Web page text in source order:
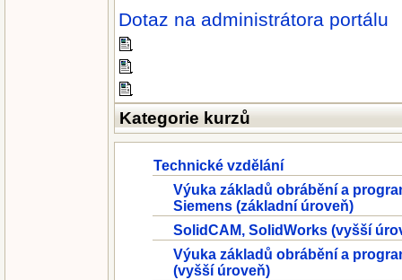
Dotaz na administrátora portálu
Kategorie kurzů
Technické vzdělání
Výuka základů obrábění a
Siemens (základní úroveň)
SolidCAM, SolidWorks (vyšší
Výuka základů obrábění a
(vyšší úroveň)